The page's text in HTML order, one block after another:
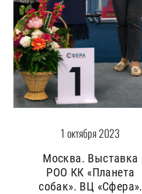
1 октября 2023
Москва. Выставка
РОО КК «Планета
собак». ВЦ «Сфера».